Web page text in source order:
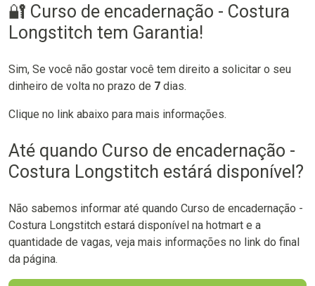
🔐 Curso de encadernação - Costura
Longstitch tem Garantia!
Sim, Se você não gostar você tem direito a solicitar o seu
dinheiro de volta no prazo de 7 dias.
Clique no link abaixo para mais informações.
Até quando Curso de encadernação -
Costura Longstitch estárá disponível?
Não sabemos informar até quando Curso de encadernação -
Costura Longstitch estará disponível na hotmart e a
quantidade de vagas, veja mais informações no link do final
da página.